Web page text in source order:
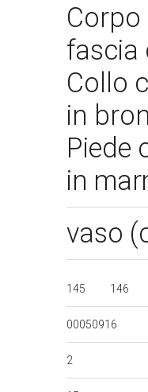
fascia
Collo
in
Piede
in
vaso
145
146
00050916
2